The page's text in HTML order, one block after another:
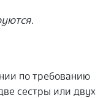
по требованию
сестры или двух